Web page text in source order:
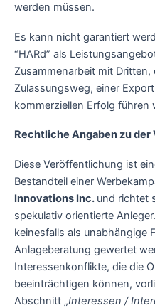
werden müssen.
Es kann nicht garantiert
“HARd” als
Zusammenarbeit mit
Zulassungsweg, einer
kommerziellen Erfolg führen
Rechtliche Angaben zu
Diese Veröffentlichung ist
Bestandteil einer
Innovations Inc. und richtet
spekulativ orientierte
keinesfalls als unabhängige
Anlageberatung gewertet
Interessenkonflikte, die die
beeinträchtigen können,
Abschnitt „Interessen /